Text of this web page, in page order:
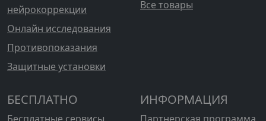
нейрокоррекции
Онлайн исследования
Противопоказания
Защитные установки
Все товары
БЕСПЛАТНО ИНФОРМАЦИЯ